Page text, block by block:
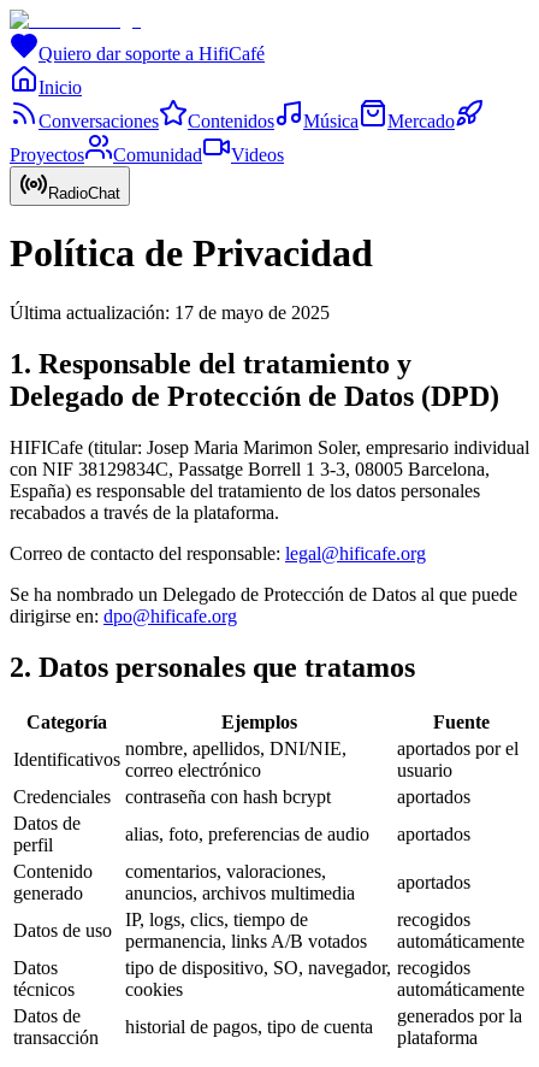
Quiero dar soporte a HifiCafé
Inicio
Conversaciones
Contenidos Música
Mercado
Proyectos
Comunidad Videos
RadioChat
Política de Privacidad
Última actualización: 17 de mayo de 2025
1. Responsable del tratamiento y
Delegado de Protección de Datos (DPD)
HIFICafe (titular: Josep Maria Marimon Soler, empresario individual
con NIF 38129834C, Passatge Borrell 1 3-3, 08005 Barcelona,
España) es responsable del tratamiento de los datos personales
recabados a través de la plataforma.
Correo de contacto del responsable: legal@hificafe.org
Se ha nombrado un Delegado de Protección de Datos al que puede
dirigirse en: dpo@hificafe.org
2. Datos personales que tratamos
Categoría Ejemplos
Fuente
Identificativos
nombre, apellidos, DNI/NIE,
correo electrónico
aportados por el
usuario
Credenciales
contraseña con hash bcrypt
aportados
Datos de
perfil
alias, foto, preferencias de audio
aportados
Contenido
generado
comentarios, valoraciones,
anuncios, archivos multimedia
aportados
Datos de uso
IP, logs, clics, tiempo de
permanencia, links A/B votados
recogidos
automáticamente
Datos
técnicos
tipo de dispositivo, SO, navegador,
cookies
recogidos
automáticamente
Datos de
transacción
historial de pagos, tipo de cuenta
generados por la
plataforma